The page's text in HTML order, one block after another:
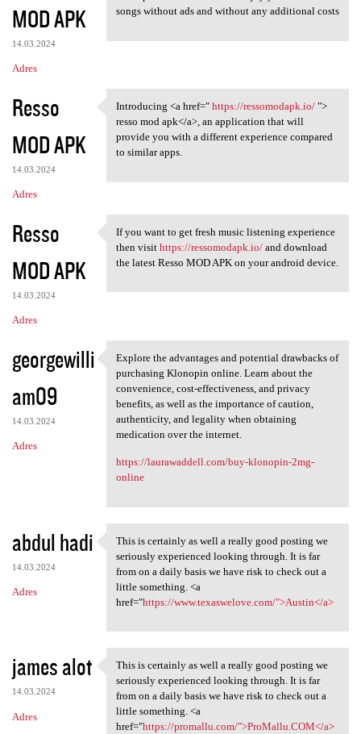
MOD APK
14.03.2024
Adres
songs without ads and without any additional costs
Resso
MOD APK
14.03.2024
Adres
Introducing <a href=" https:/
Introducing <a href=" https://ressomodapk.io/">
resso mod apk</a>, an application that will
provide you with a different experience compared
to similar apps.
Resso
MOD APK
14.03.2024
Adres
If you want to get fresh
If you want to get fresh music listening experience
then visit https://ressomodapk.io/and download
the latest Resso MOD APK on your android device.
georgewilli
am09
14.03.2024
Adres
Explore the advantages and
Explore the advantages and potential drawbacks of
purchasing Klonopin online. Learn about the
convenience, cost-effectiveness, and privacy
benefits, as well as the importance of caution,
authenticity, and legality when obtaining
medication over the internet.
https://laurawaddell.com/buy-klonopin-2mg-
online
abdul hadi
14.03.2024
Adres
This is certainly as well a
This is certainly as well a really good posting we
seriously experienced looking through. It is far
from on a daily basis we have risk to check out a
little something. <a
href="https://www.texaswelove.com/">Austin</a>
james alot
14.03.2024
Adres
This is certainly as well a
This is certainly as well a really good posting we
seriously experienced looking through. It is far
from on a daily basis we have risk to check out a
little something. <a
href="https://promallu.com/">ProMallu.COM</a>